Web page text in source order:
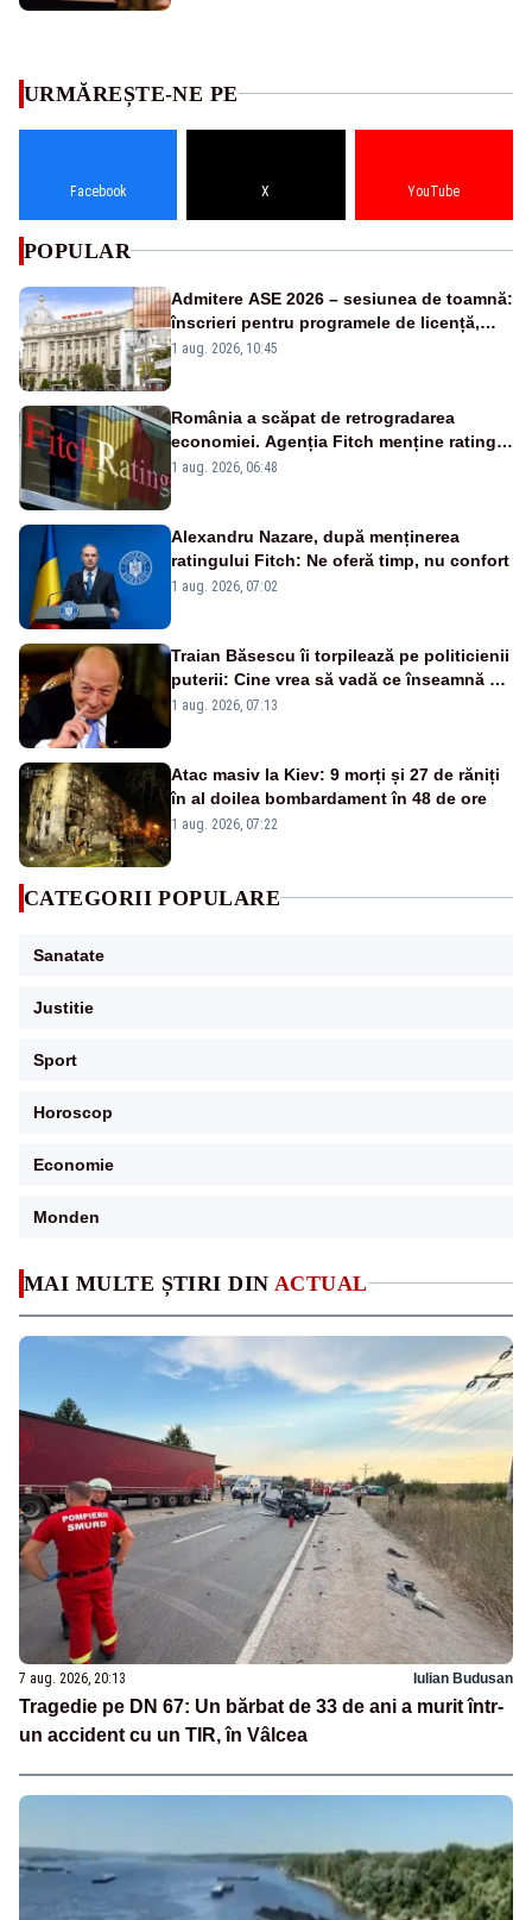
MAI MULTE ȘTIRI DIN ACTUAL
7 aug. 2026, 20:13 Iulian Budusan
Tragedie pe DN 67: Un bărbat de 33 de ani a murit într-
un accident cu un TIR, în Vâlcea
URMĂREȘTE-NE PE
Facebook X YouTube
POPULAR
Admitere ASE 2026 – sesiunea de toamnă:
înscrieri pentru programele de licență,
masterat și doctorat
1 aug. 2026, 10:45
România a scăpat de retrogradarea
economiei. Agenția Fitch menține ratingul
„BBB-” cu perspectivă negativă
1 aug. 2026, 06:48
Alexandru Nazare, după menținerea
ratingului Fitch: Ne oferă timp, nu confort
1 aug. 2026, 07:02
Traian Băsescu îi torpilează pe politicienii
puterii: Cine vrea să vadă ce înseamnă să
fii prost, se uită la România
1 aug. 2026, 07:13
Atac masiv la Kiev: 9 morți și 27 de răniți
în al doilea bombardament în 48 de ore
1 aug. 2026, 07:22
CATEGORII POPULARE
Sanatate
Justitie
Sport
Horoscop
Economie
Monden